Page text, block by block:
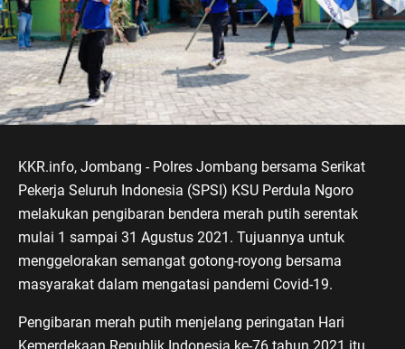
KKR.info, Jombang - Polres Jombang bersama Serikat
Pekerja Seluruh Indonesia (SPSI) KSU Perdula Ngoro
melakukan pengibaran bendera merah putih serentak
mulai 1 sampai 31 Agustus 2021. Tujuannya untuk
menggelorakan semangat gotong-royong bersama
masyarakat dalam mengatasi pandemi Covid-19.
Pengibaran merah putih menjelang peringatan Hari
Kemerdekaan Republik Indonesia ke-76 tahun 2021 itu